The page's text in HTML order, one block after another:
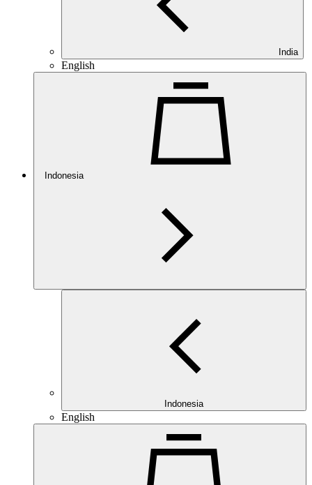
India
English
Indonesia
Indonesia
English